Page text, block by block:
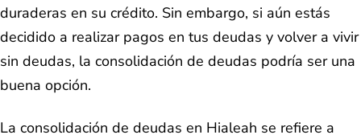
duraderas en su crédito. Sin embargo, si aún estás
decidido a realizar pagos en tus deudas y volver a vivir
sin deudas, la consolidación de deudas podría ser una
buena opción.
La consolidación de deudas en Hialeah se refiere a